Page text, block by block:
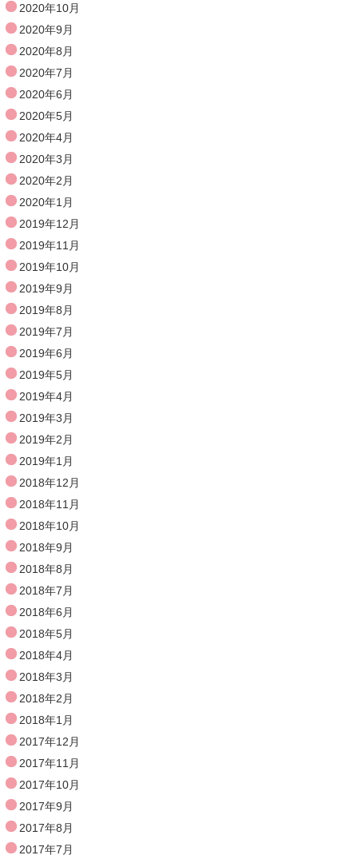
2020年10月
2020年9月
2020年8月
2020年7月
2020年6月
2020年5月
2020年4月
2020年3月
2020年2月
2020年1月
2019年12月
2019年11月
2019年10月
2019年9月
2019年8月
2019年7月
2019年6月
2019年5月
2019年4月
2019年3月
2019年2月
2019年1月
2018年12月
2018年11月
2018年10月
2018年9月
2018年8月
2018年7月
2018年6月
2018年5月
2018年4月
2018年3月
2018年2月
2018年1月
2017年12月
2017年11月
2017年10月
2017年9月
2017年8月
2017年7月